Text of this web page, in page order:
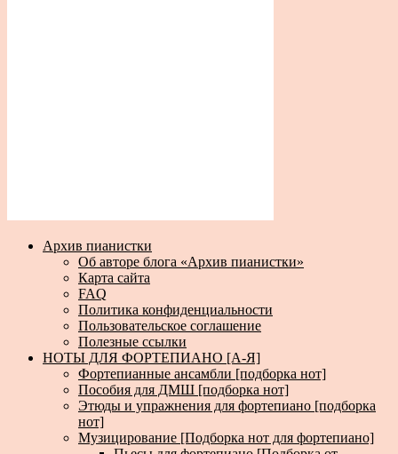
Архив пианистки
Об авторе блога «Архив пианистки»
Карта сайта
FAQ
Политика конфиденциальности
Пользовательское соглашение
Полезные ссылки
НОТЫ ДЛЯ ФОРТЕПИАНО [А-Я]
Фортепианные ансамбли [подборка нот]
Пособия для ДМШ [подборка нот]
Этюды и упражнения для фортепиано [подборка
нот]
Музицирование [Подборка нот для фортепиано]